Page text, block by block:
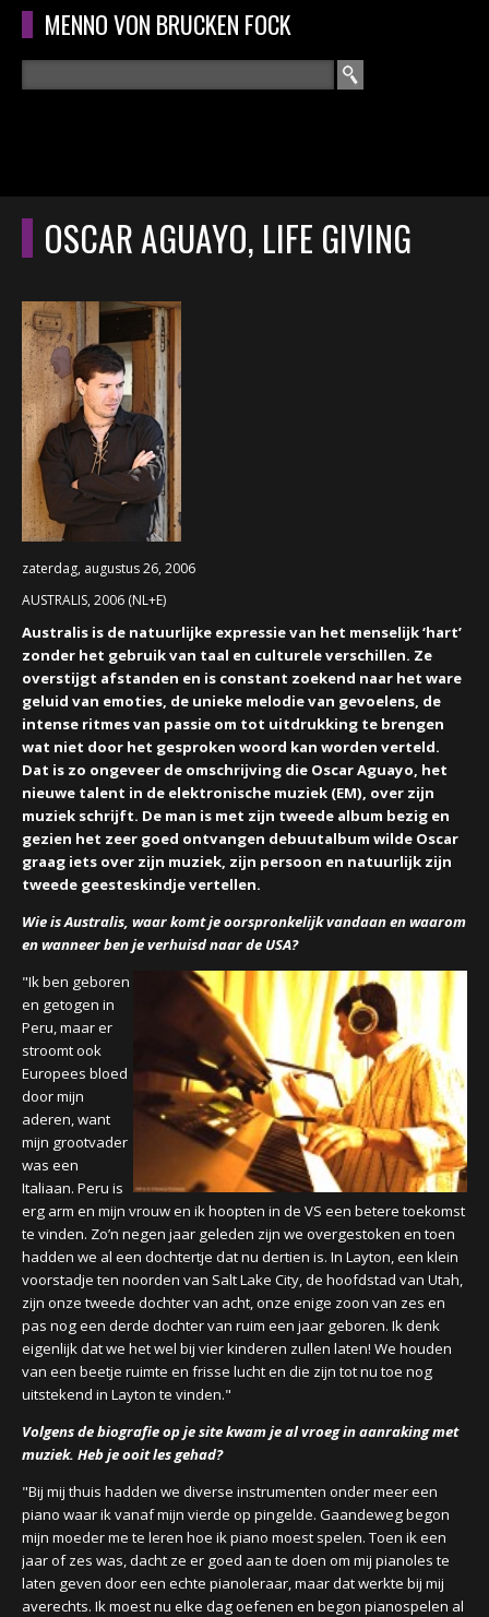
Overslaan en naar de algemene inhoud gaan
MENNO VON BRUCKEN FOCK
ZOEKVELD
HOOFDMENU HOME
CURRICULUM
OSCAR AGUAYO, LIFE GIVING
zaterdag, augustus 26, 2006
AUSTRALIS, 2006 (NL+E)
Australis is de natuurlijke expressie van het menselijk ‘hart’
zonder het gebruik van taal en culturele verschillen. Ze
overstijgt afstanden en is constant zoekend naar het ware
geluid van emoties, de unieke melodie van gevoelens, de
intense ritmes van passie om tot uitdrukking te brengen
wat niet door het gesproken woord kan worden verteld.
Dat is zo ongeveer de omschrijving die Oscar Aguayo, het
nieuwe talent in de elektronische muziek (EM), over zijn
muziek schrijft. De man is met zijn tweede album bezig en
gezien het zeer goed ontvangen debuutalbum wilde Oscar
graag iets over zijn muziek, zijn persoon en natuurlijk zijn
tweede geesteskindje vertellen.
Wie is Australis, waar komt je oorspronkelijk vandaan en waarom
en wanneer ben je verhuisd naar de USA?
"Ik ben geboren
en getogen in
Peru, maar er
stroomt ook
Europees bloed
door mijn
aderen, want
mijn grootvader
was een
Italiaan. Peru is
erg arm en mijn vrouw en ik hoopten in de VS een betere toekomst
te vinden. Zo’n negen jaar geleden zijn we overgestoken en toen
hadden we al een dochtertje dat nu dertien is. In Layton, een klein
voorstadje ten noorden van Salt Lake City, de hoofdstad van Utah,
zijn onze tweede dochter van acht, onze enige zoon van zes en
pas nog een derde dochter van ruim een jaar geboren. Ik denk
eigenlijk dat we het wel bij vier kinderen zullen laten! We houden
van een beetje ruimte en frisse lucht en die zijn tot nu toe nog
uitstekend in Layton te vinden."
Volgens de biografie op je site kwam je al vroeg in aanraking met
muziek. Heb je ooit les gehad?
"Bij mij thuis hadden we diverse instrumenten onder meer een
piano waar ik vanaf mijn vierde op pingelde. Gaandeweg begon
mijn moeder me te leren hoe ik piano moest spelen. Toen ik een
jaar of zes was, dacht ze er goed aan te doen om mij pianoles te
laten geven door een echte pianoleraar, maar dat werkte bij mij
averechts. Ik moest nu elke dag oefenen en begon pianospelen al